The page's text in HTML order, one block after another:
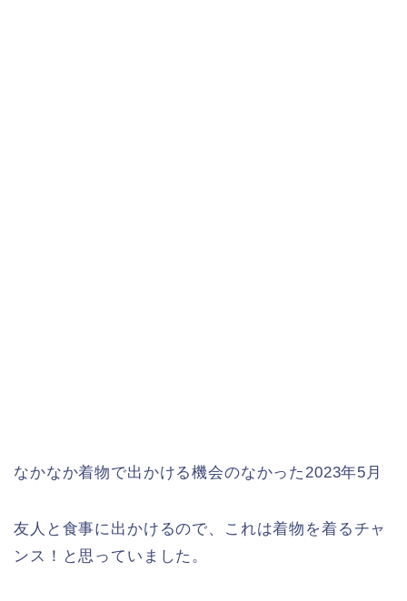
なかなか着物で出かける機会のなかった2023年5月
友人と食事に出かけるので、これは着物を着るチャ
ンス！と思っていました。